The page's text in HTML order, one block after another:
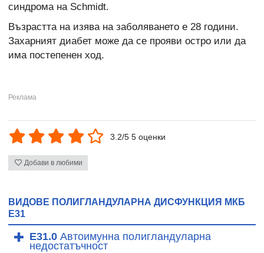
синдрома на Schmidt.
Възрастта на изява на заболяването е 28 години.
Захарният диабет може да се прояви остро или да
има постепенен ход.
3.2/5 5 оценки
Добави в любими
ВИДОВЕ ПОЛИГЛАНДУЛАРНА ДИСФУНКЦИЯ МКБ
E31
E31.0 Автоимунна полигландуларна
недостатъчност